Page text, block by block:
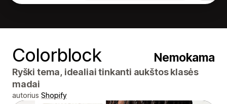
Colorblock Nemokama
Ryški tema, idealiai tinkanti aukštos klasės
madai
autorius Shopify